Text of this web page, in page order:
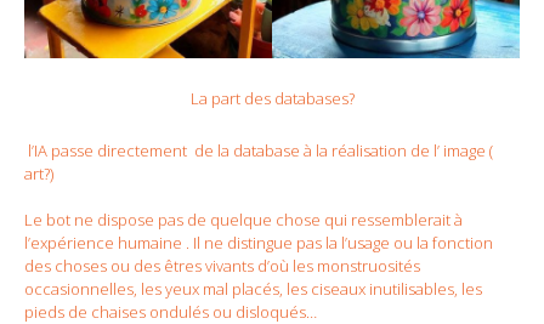
La part des databases?
l’IA passe directement de la database à la réalisation de l’ image (
art?)
Le bot ne dispose pas de quelque chose qui ressemblerait à
l’expérience humaine . Il ne distingue pas la l’usage ou la fonction
des choses ou des êtres vivants d’où les monstruosités
occasionnelles, les yeux mal placés, les ciseaux inutilisables, les
pieds de chaises ondulés ou disloqués…